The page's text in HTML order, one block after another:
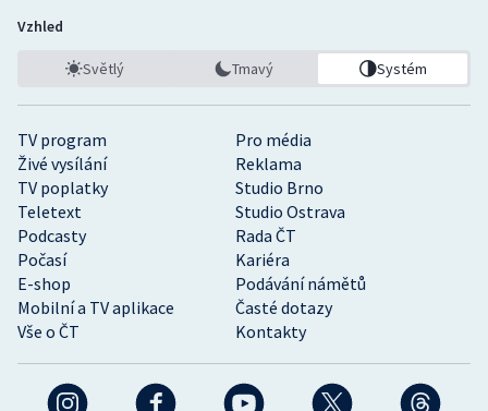
TV program
Pro média
Živé vysílání
Reklama
TV poplatky
Studio Brno
Teletext
Studio Ostrava
Podcasty
Rada ČT
Počasí
Kariéra
E-shop
Podávání námětů
Mobilní a TV aplikace
Časté dotazy
Vše o ČT
Kontakty
Vzhled
Světlý Tmavý Systém